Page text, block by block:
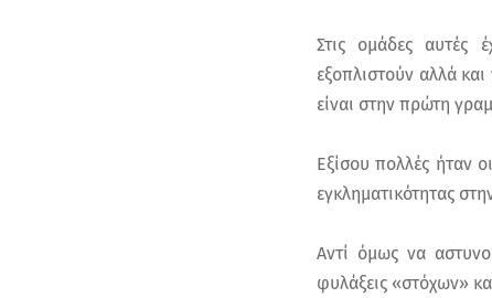
Στις ομάδες αυτές
εξοπλιστούν αλλά
είναι στην πρώτη
Εξίσου πολλές ήταν
εγκληματικότητας
Αντί όμως να
φυλάξεις «στόχων»